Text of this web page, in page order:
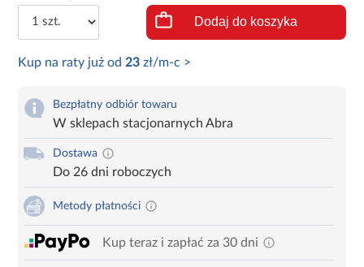
Dodaj do koszyka
Kup na raty już od 23 zł/m-c >
Bezpłatny odbiór towaru
W sklepach stacjonarnych Abra
Dostawa
Do 26 dni roboczych
Metody płatności
Kup teraz i zapłać za 30 dni